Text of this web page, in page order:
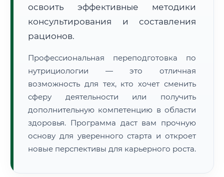
• Маршрут транзита:
~3 064 км
• Экспресс-доставка СДЭК / Почтой:4–6 рабочих дней
📜 Документы и аккредитация
🔍Нажмите на документ для увеличения и просмотра
освоить эффективные методики
консультирования и составления
рационов.
Профессиональная переподготовка по
нутрициологии — это отличная
возможность для тех, кто хочет сменить
сферу деятельности или получить
дополнительную компетенцию в области
здоровья. Программа даст вам прочную
основу для уверенного старта и откроет
новые перспективы для карьерного роста.